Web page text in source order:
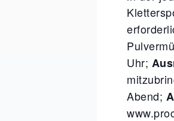
Uhr;
Abend;